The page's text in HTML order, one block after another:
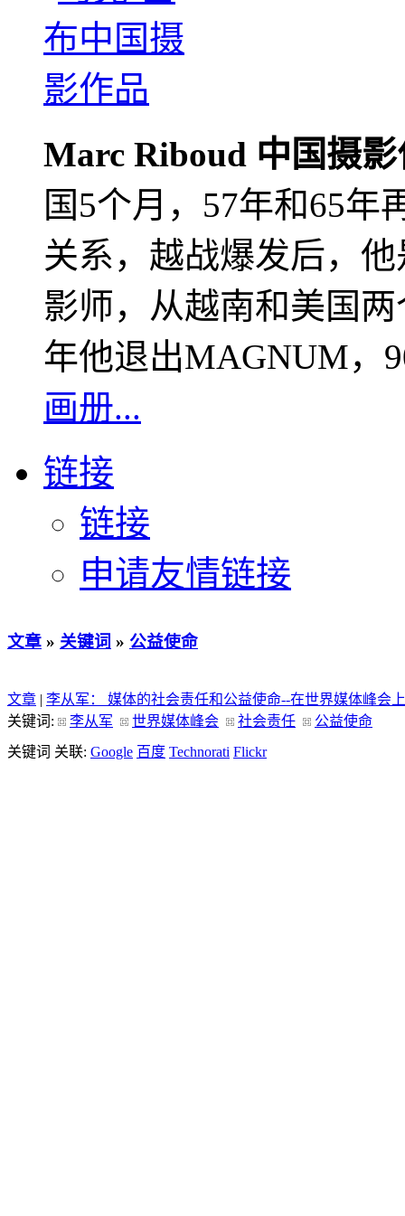
Marc Riboud 中国摄
国5个月，57年和65年
关系，越战爆发后，
影师，从越南和美国
年他退出MAGNUM，
画册...
链接
链接
申请友情链接
文章 » 关键词 » 公益使命
文章 | 李从军： 媒体的社会责任和公益使命--在世界媒体峰会
关键词:
李从军 世界媒体峰会 社会责任
公益使命
关键词 关联: Google 百度 Technorati Flickr